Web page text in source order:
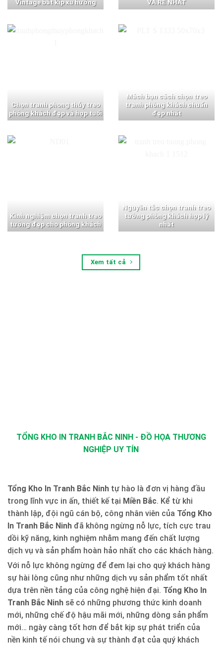
Vintage bắt kịp xu hướng VÀ RẺ NHẤT
Chọn tranh phong thủy treo
phòng khách đẹp và hợp tuổi
Mách bạn cách chọn treo
tranh phòng khách chuẩn
đẹp nhất
Kinh nghiệm chọn tranh treo
tường đẹp cho phòng khách
Nguyên tắc chọn tranh treo
tường phòng khách hợp lý
nhất
Xem tất cả
TỔNG KHO IN TRANH BẮC NINH - ĐỒ HỌA THƯƠNG
NGHIỆP UY TÍN
Tổng Kho In Tranh Bắc Ninh tự hào là đơn vị hàng đầu
trong lĩnh vực in ấn, thiết kế tại Miền Bắc. Kể từ khi
thành lập, đội ngũ cán bộ, công nhân viên của Tổng Kho
In Tranh Bắc Ninh đã không ngừng nỗ lực, tích cực trau
dồi kỹ năng, kinh nghiệm nhằm mang đến chất lượng
dịch vụ và sản phẩm hoàn hảo nhất cho các khách hàng.
Với nỗ lực không ngừng để đem lại cho quý khách hàng
sự hài lòng cũng như những dịch vụ sản phẩm tốt nhất
dựa trên nền tảng của công nghệ hiện đại. Tổng Kho In
Tranh Bắc Ninh sẽ có những phương thức kinh doanh
mới, những chế độ hậu mãi mới, những dòng sản phẩm
mới… ngày càng tốt hơn để bắt kịp sự phát triển của
nền kinh tế nói chung và sự thành đạt của quý khách